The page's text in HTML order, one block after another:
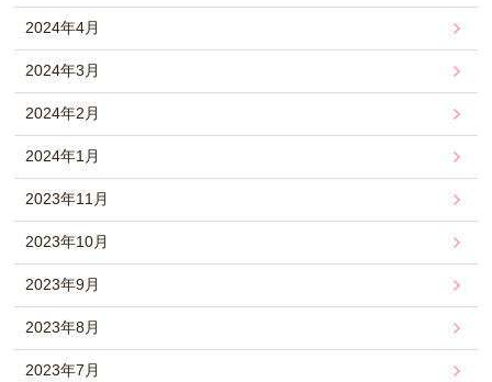
2024年4月
2024年3月
2024年2月
2024年1月
2023年11月
2023年10月
2023年9月
2023年8月
2023年7月